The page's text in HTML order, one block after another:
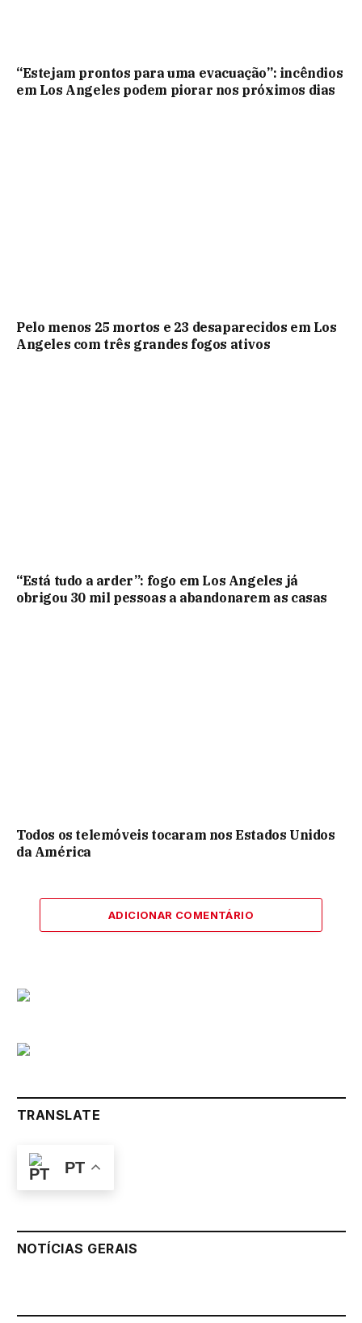
“Estejam prontos para uma evacuação”: incêndios
em Los Angeles podem piorar nos próximos dias
Pelo menos 25 mortos e 23 desaparecidos em Los
Angeles com três grandes fogos ativos
“Está tudo a arder”: fogo em Los Angeles já
obrigou 30 mil pessoas a abandonarem as casas
Todos os telemóveis tocaram nos Estados Unidos
da América
ADICIONAR COMENTÁRIO
TRANSLATE
PT
NOTÍCIAS GERAIS